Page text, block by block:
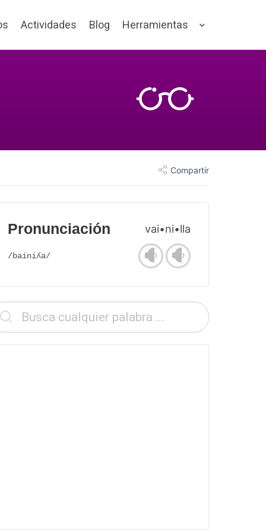
Actividades Blog Herramientas
Compartir
Pronunciación vai•ni•lla
/bainiʎa/